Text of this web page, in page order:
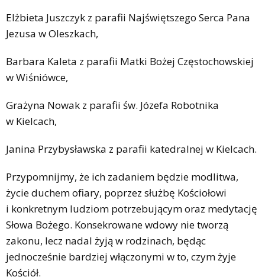
Elżbieta Juszczyk z parafii Najświętszego Serca Pana
Jezusa w Oleszkach,
Barbara Kaleta z parafii Matki Bożej Częstochowskiej
w Wiśniówce,
Grażyna Nowak z parafii św. Józefa Robotnika
w Kielcach,
Janina Przybysławska z parafii katedralnej w Kielcach.
Przypomnijmy, że ich zadaniem będzie modlitwa,
życie duchem ofiary, poprzez służbę Kościołowi
i konkretnym ludziom potrzebującym oraz medytację
Słowa Bożego. Konsekrowane wdowy nie tworzą
zakonu, lecz nadal żyją w rodzinach, będąc
jednocześnie bardziej włączonymi w to, czym żyje
Kościół.